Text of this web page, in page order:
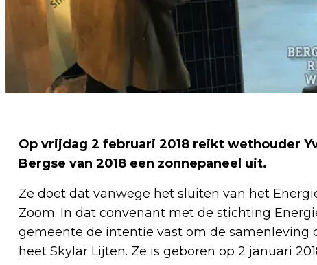
Op vrijdag 2 februari 2018 reikt wethouder
Bergse van 2018 een zonnepaneel uit.
Ze doet dat vanwege het sluiten van het
Zoom. In dat convenant met de stichting
gemeente de intentie vast om de samenleving
heet Skylar Lijten. Ze is geboren op 2 januari